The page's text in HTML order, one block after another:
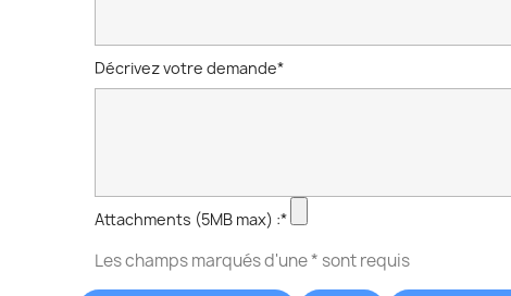
Décrivez votre demande*
Attachments (5MB max) :*
Les champs marqués d'une * sont requis